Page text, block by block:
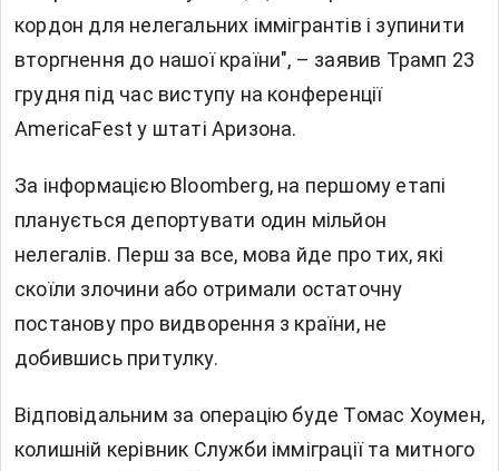
кордон для нелегальних іммігрантів і зупинити
вторгнення до нашої країни", – заявив Трамп 23
грудня під час виступу на конференції
AmericaFest у штаті Аризона.
За інформацією Bloomberg, на першому етапі
планується депортувати один мільйон
нелегалів. Перш за все, мова йде про тих, які
скоїли злочини або отримали остаточну
постанову про видворення з країни, не
добившись притулку.
Відповідальним за операцію буде Томас Хоумен,
колишній керівник Служби імміграції та митного